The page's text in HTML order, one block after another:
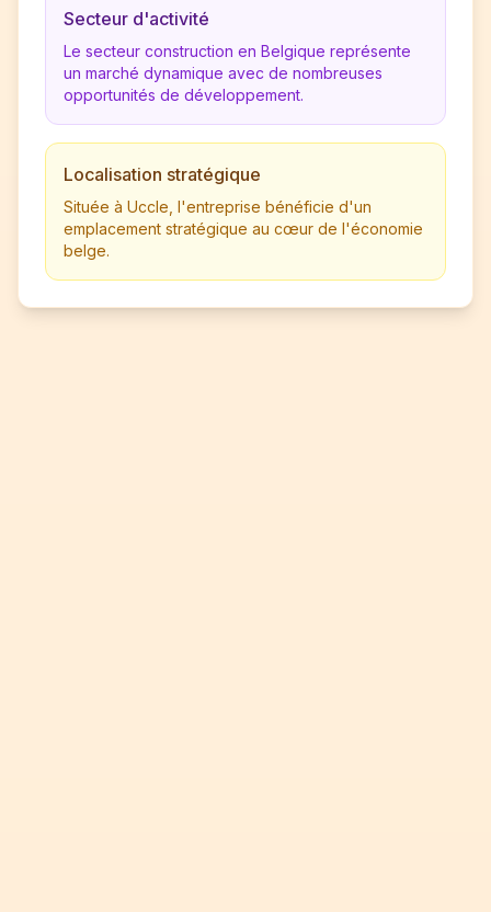
Secteur d'activité
Le secteur construction en Belgique représente
un marché dynamique avec de nombreuses
opportunités de développement.
Localisation stratégique
Située à Uccle, l'entreprise bénéficie d'un
emplacement stratégique au cœur de l'économie
belge.